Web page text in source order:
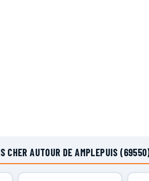
CHER AUTOUR DE AMPLEPUIS